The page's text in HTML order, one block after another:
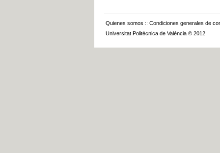
Quienes somos :: Condiciones generales de
Universitat Politècnica de València © 2012